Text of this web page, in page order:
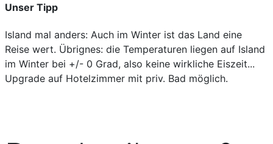
Unser Tipp
Island mal anders: Auch im Winter ist das Land eine
Reise wert. Übrignes: die Temperaturen liegen auf Island
im Winter bei +/- 0 Grad, also keine wirkliche Eiszeit...
Upgrade auf Hotelzimmer mit priv. Bad möglich.